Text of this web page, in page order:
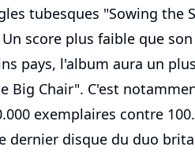
tubesques "Sowing the
score plus faible que
pays, l'album aura un
Big Chair". C'est
exemplaires contre
dernier disque du duo